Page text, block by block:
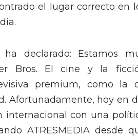
el lugar correcto en
ha declarado: Estamos
Bros. El cine y la
premium, como la
Afortunadamente, hoy en
internacional con una
ATRESMEDIA desde